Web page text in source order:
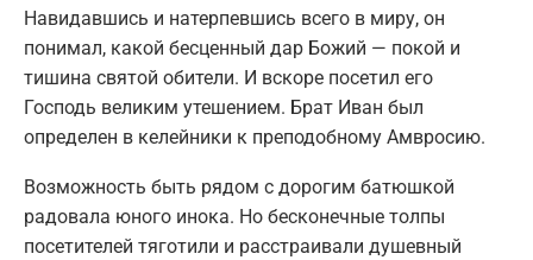
Навидавшись и натерпевшись всего в миру, он
понимал, какой бесценный дар Божий — покой и
тишина святой обители. И вскоре посетил его
Господь великим утешением. Брат Иван был
определен в келейники к преподобному Амвросию.
Возможность быть рядом с дорогим батюшкой
радовала юного инока. Но бесконечные толпы
посетителей тяготили и расстраивали душевный